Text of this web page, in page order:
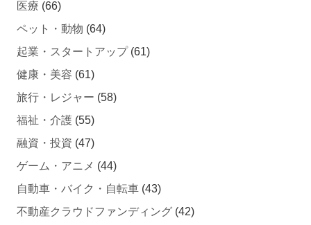
ペット・動物
起業・スタートアップ
健康・美容 (61)
旅行・レジャー
福祉・介護(55)
融資・投資 (47)
ゲーム・アニメ
自動車・バイク・自転車
不動産クラウドファンディング
ふるさと納税 (35)